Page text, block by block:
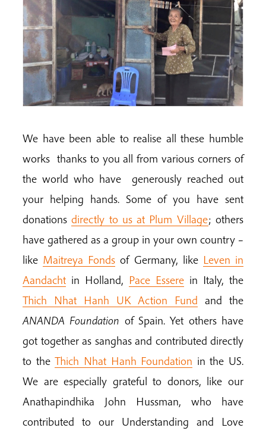
We have been able to realise all these humble
works thanks to you all from various corners of
the world who have generously reached out
your helping hands. Some of you have sent
donationsdirectly to us at Plum Village; others
have gathered as a group in your own country –
like Maitreya Fonds of Germany, like Leven in
Aandacht in Holland, Pace Essere in Italy, the
Thich Nhat Hanh UK Action Fund and the
ANANDA Foundation of Spain. Yet others have
got together as sanghas and contributed directly
to theThich Nhat Hanh Foundation in the US.
We are especially grateful to donors, like our
Anathapindhika John Hussman, who have
contributed to our Understanding and Love